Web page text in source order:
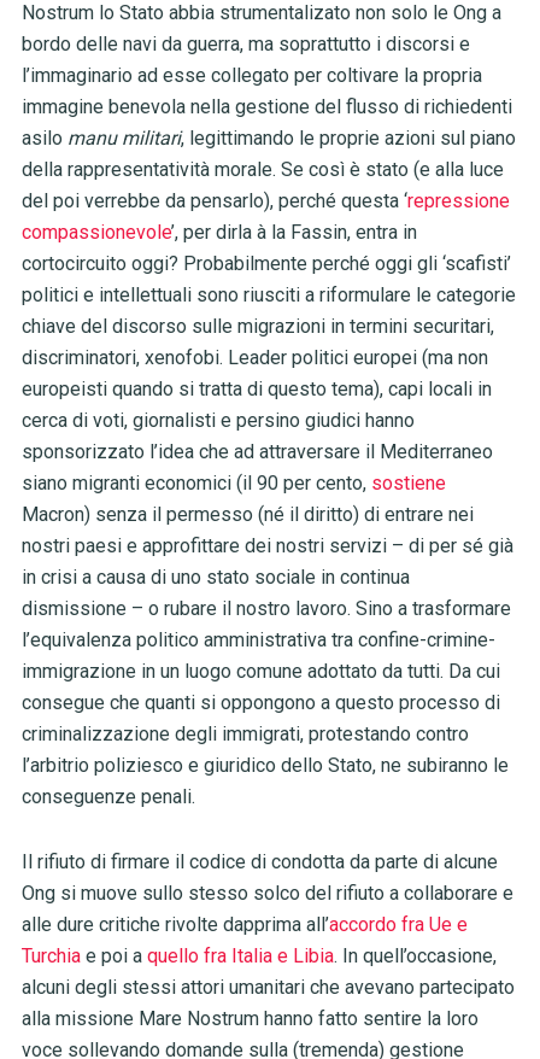
Nostrum lo Stato abbia strumentalizato non solo le Ong a
bordo delle navi da guerra, ma soprattutto i discorsi e
l’immaginario ad esse collegato per coltivare la propria
immagine benevola nella gestione del flusso di richiedenti
asilo manu militari, legittimando le proprie azioni sul piano
della rappresentatività morale. Se così è stato (e alla luce
del poi verrebbe da pensarlo), perché questa ‘repressione
compassionevole’, per dirla à la Fassin, entra in
cortocircuito oggi? Probabilmente perché oggi gli ‘scafisti’
politici e intellettuali sono riusciti a riformulare le categorie
chiave del discorso sulle migrazioni in termini securitari,
discriminatori, xenofobi. Leader politici europei (ma non
europeisti quando si tratta di questo tema), capi locali in
cerca di voti, giornalisti e persino giudici hanno
sponsorizzato l’idea che ad attraversare il Mediterraneo
siano migranti economici (il 90 per cento, sostiene
Macron) senza il permesso (né il diritto) di entrare nei
nostri paesi e approfittare dei nostri servizi – di per sé già
in crisi a causa di uno stato sociale in continua
dismissione – o rubare il nostro lavoro. Sino a trasformare
l’equivalenza politico amministrativa tra confine-crimine-
immigrazione in un luogo comune adottato da tutti. Da cui
consegue che quanti si oppongono a questo processo di
criminalizzazione degli immigrati, protestando contro
l’arbitrio poliziesco e giuridico dello Stato, ne subiranno le
conseguenze penali.
Il rifiuto di firmare il codice di condotta da parte di alcune
Ong si muove sullo stesso solco del rifiuto a collaborare e
alle dure critiche rivolte dapprima all’accordo fra Ue e
Turchiae poi a quello fra Italia e Libia. In quell’occasione,
alcuni degli stessi attori umanitari che avevano partecipato
alla missione Mare Nostrum hanno fatto sentire la loro
voce sollevando domande sulla (tremenda) gestione